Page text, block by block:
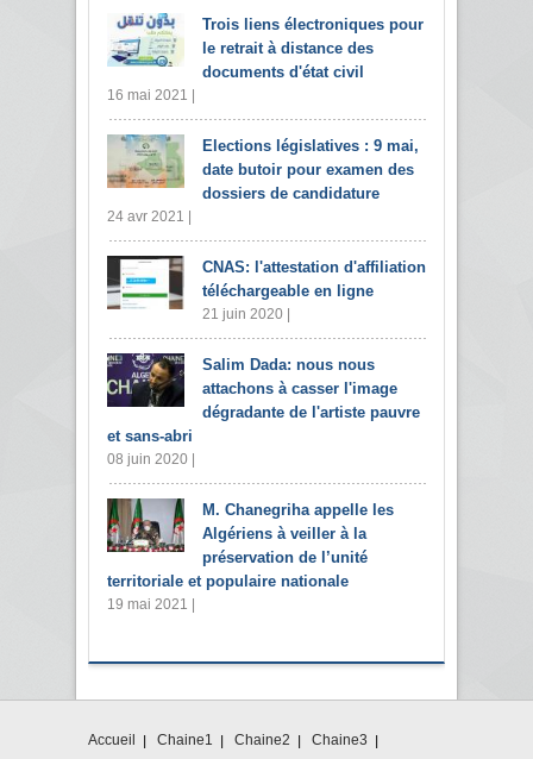
Trois liens électroniques pour
le retrait à distance des
documents d'état civil
16 mai 2021 |
Elections législatives : 9 mai,
date butoir pour examen des
dossiers de candidature
24 avr 2021 |
CNAS: l'attestation d'affiliation
téléchargeable en ligne
21 juin 2020 |
Salim Dada: nous nous
attachons à casser l'image
dégradante de l'artiste pauvre
et sans-abri
08 juin 2020 |
M. Chanegriha appelle les
Algériens à veiller à la
préservation de l’unité
territoriale et populaire nationale
19 mai 2021 |
Accueil Chaine1 Chaine2
Chaine3